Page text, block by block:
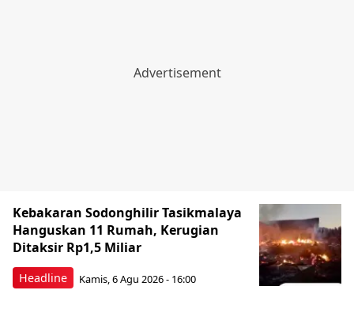
Headline
Kebakaran Sodonghilir Tasikmalaya
Hanguskan 11 Rumah, Kerugian
Ditaksir Rp1,5 Miliar
Kamis, 6 Agu 2026 - 16:00